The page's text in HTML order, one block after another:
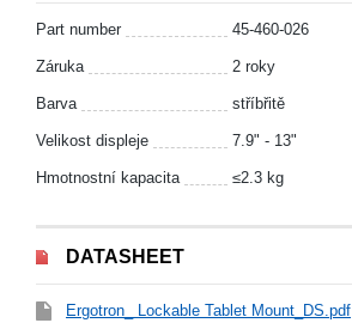
Part number 45-460-026
Záruka 2 roky
Barva stříbřitě
Velikost displeje 7.9" - 13"
Hmotnostní kapacita ≤2.3 kg
DATASHEET
Ergotron_ Lockable Tablet Mount_DS.pdf